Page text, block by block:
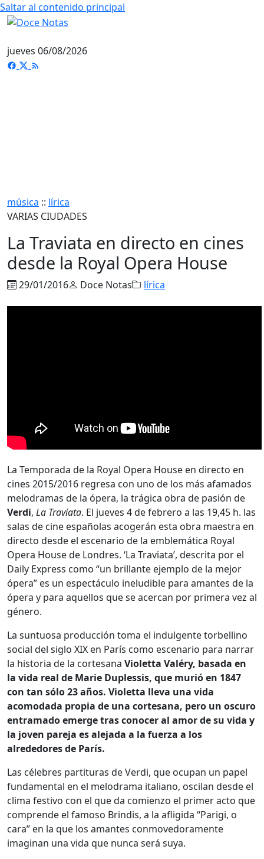
Saltar al contenido principal
jueves 06/08/2026
música :: lírica
VARIAS CIUDADES
La Traviata en directo en cines
desde la Royal Opera House
29/01/2016 Doce Notas lírica
La Temporada de la Royal Opera House en directo en
cines 2015/2016 regresa con uno de los más afamados
melodramas de la ópera, la trágica obra de pasión de
Verdi, La Traviata. El jueves 4 de febrero a las 19,45 h. las
salas de cine españolas acogerán esta obra maestra en
directo desde el escenario de la emblemática Royal
Opera House de Londres. ‘La Traviata’, descrita por el
Daily Express como “un brillante ejemplo de la mejor
ópera” es un espectáculo ineludible para amantes de la
ópera y para aquellos que se acercan por primera vez al
género.
La suntuosa producción toma el indulgente torbellino
social del siglo XIX en París como escenario para narrar
la historia de la cortesana Violetta Valéry, basada en
la vida real de Marie Duplessis, que murió en 1847
con tan sólo 23 años. Violetta lleva una vida
acomodada propia de una cortesana, pero un oscuro
entramado emerge tras conocer al amor de su vida y
la joven pareja es alejada a la fuerza a los
alrededores de París.
Las célebres partituras de Verdi, que ocupan un papel
fundamental en el melodrama italiano, oscilan desde el
clima festivo con el que da comienzo el primer acto que
comprende el famoso Brindis, a la afligida “Parigi, o
cara” en la que los amantes conmovedoramente
imaginan una vida que nunca será suya.